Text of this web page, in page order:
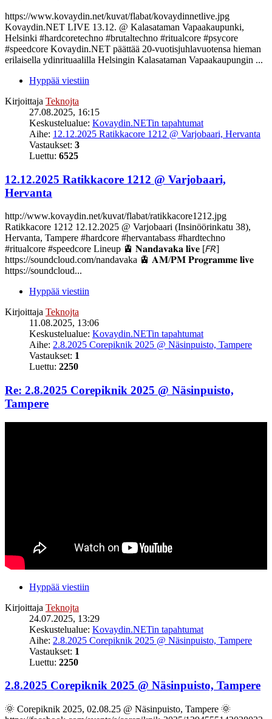
https://www.kovaydin.net/kuvat/flabat/kovaydinnetlive.jpg
Kovaydin.NET LIVE 13.12. @ Kalasataman Vapaakaupunki,
Helsinki #hardcoretechno #brutaltechno #ritualcore #psycore
#speedcore Kovaydin.NET päättää 20-vuotisjuhlavuotensa hieman
erilaisella ydinrituaalilla Helsingin Kalasataman Vapaakaupungin ...
Hyppää viestiin
Kirjoittaja Teknojta
27.08.2025, 16:15
Keskustelualue: Kovaydin.NETin tapahtumat
Aihe: 12.12.2025 Ratikkacore 1212 @ Varjobaari, Hervanta
Vastaukset: 3
Luettu: 6525
12.12.2025 Ratikkacore 1212 @ Varjobaari,
Hervanta
http://www.kovaydin.net/kuvat/flabat/ratikkacore1212.jpg
Ratikkacore 1212 12.12.2025 @ Varjobaari (Insinöörinkatu 38),
Hervanta, Tampere #hardcore #hervantabass #hardtechno
#ritualcore #speedcore Lineup 🚊 𝐍𝐚𝐧𝐝𝐚𝐯𝐚𝐤𝐚 𝐥𝐢𝐯𝐞 [𝘍𝘙]
https://soundcloud.com/nandavaka 🚊 𝐀𝐌/𝐏𝐌 𝐏𝐫𝐨𝐠𝐫𝐚𝐦𝐦𝐞 𝐥𝐢𝐯𝐞
https://soundcloud...
Hyppää viestiin
Kirjoittaja Teknojta
11.08.2025, 13:06
Keskustelualue: Kovaydin.NETin tapahtumat
Aihe: 2.8.2025 Corepiknik 2025 @ Näsinpuisto, Tampere
Vastaukset: 1
Luettu: 2250
Re: 2.8.2025 Corepiknik 2025 @ Näsinpuisto,
Tampere
Hyppää viestiin
Kirjoittaja Teknojta
24.07.2025, 13:29
Keskustelualue: Kovaydin.NETin tapahtumat
Aihe: 2.8.2025 Corepiknik 2025 @ Näsinpuisto, Tampere
Vastaukset: 1
Luettu: 2250
2.8.2025 Corepiknik 2025 @ Näsinpuisto, Tampere
🌞 Corepiknik 2025, 02.08.25 @ Näsinpuisto, Tampere 🌞